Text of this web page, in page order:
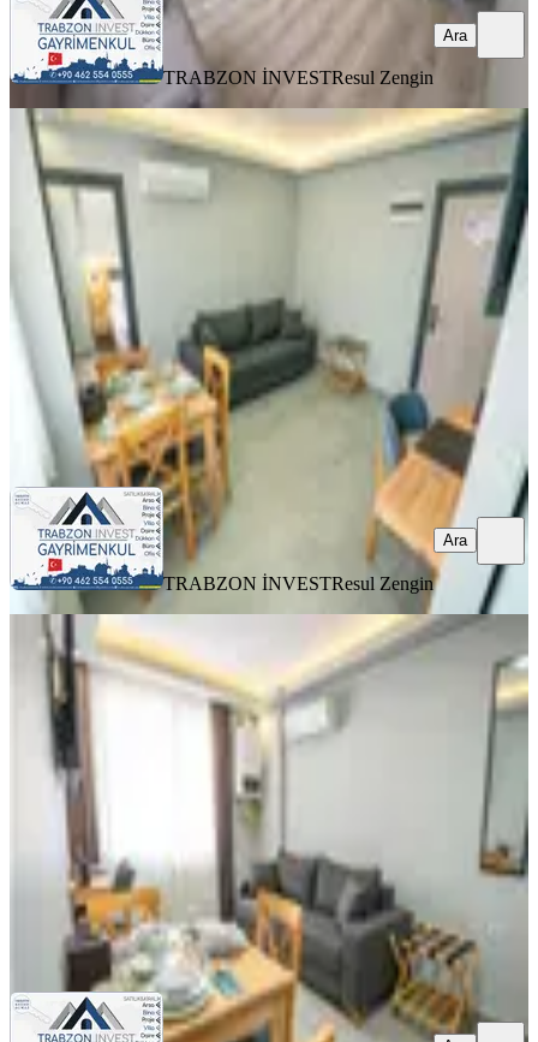
TRABZON İNVESTResul Zengin
Ara
YENİ
Trabzon Pelitli'de Kiralık Eşyalı 2+1
Daire (20 Haziran Çıkışlı)
TRABZON İNVESTResul Zengin
TRABZON İNVESTResul Zengin
Ara
Trabzon Pelitli'de Kiralık Eşyalı 1+1
Daire (20 Haziran Çıkışlı)
Ortahisar, Pelitli Mahallesi
2. Kat
TRABZON İNVEST Resul Zengin